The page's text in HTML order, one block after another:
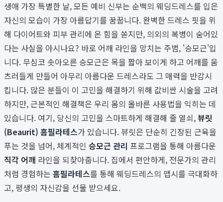
생애 가장 특별한 날, 모든 예비 신부는 순백의 웨딩드레스를 입은
자신의 모습이 가장 아름답기를 꿈꿉니다. 완벽한 드레스 핏을 위
해 다이어트와 피부 관리에 온 힘을 쏟지만, 의외의 복병이 숨어있
다는 사실을 아시나요? 바로 어깨 라인을 망치는 주범, '승모근'입
니다. 무심코 솟아오른 승모근은 목을 짧아 보이게 하고 어깨를 움
츠러들게 만들어 아무리 아름다운 드레스라도 그 매력을 반감시
킵니다. 많은 분들이 이 고민을 해결하기 위해 값비싼 시술을 고려
하지만, 근본적인 해결책은 우리 몸의 올바른 사용법을 익히는 데
있습니다. 여기, 당신의 고민을 스마트하게 해결해 줄 열쇠,뷰릿
(Beaurit) 홈필라테스가 있습니다. 뷰릿은 단순히 긴장된 근육을
푸는 것을 넘어, 체계적인 승모근 관리 프로그램을 통해 아름다운
직각 어깨 라인을 되찾아줍니다. 집에서 편안하게, 전문가의 관리
처럼 경험하는 홈필라테스를 통해 웨딩드레스의 맵시를 극대화하
고, 평생의 자신감을 선물 받으세요.